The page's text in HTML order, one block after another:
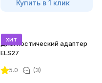
Купить в 1 клик
хит
Диагностический адаптер
ELS27
5.0 (3)